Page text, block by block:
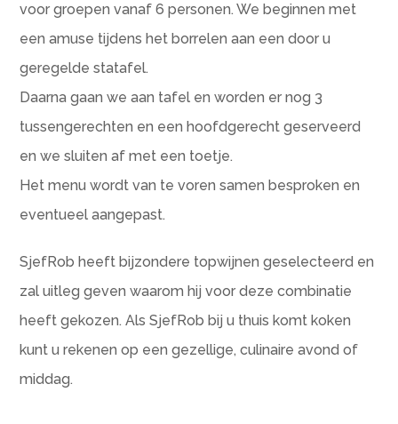
voor groepen vanaf 6 personen. We beginnen met
een amuse tijdens het borrelen aan een door u
geregelde statafel.
Daarna gaan we aan tafel en worden er nog 3
tussengerechten en een hoofdgerecht geserveerd
en we sluiten af met een toetje.
Het menu wordt van te voren samen besproken en
eventueel aangepast.
SjefRob heeft bijzondere topwijnen geselecteerd en
zal uitleg geven waarom hij voor deze combinatie
heeft gekozen. Als SjefRob bij u thuis komt koken
kunt u rekenen op een gezellige, culinaire avond of
middag.